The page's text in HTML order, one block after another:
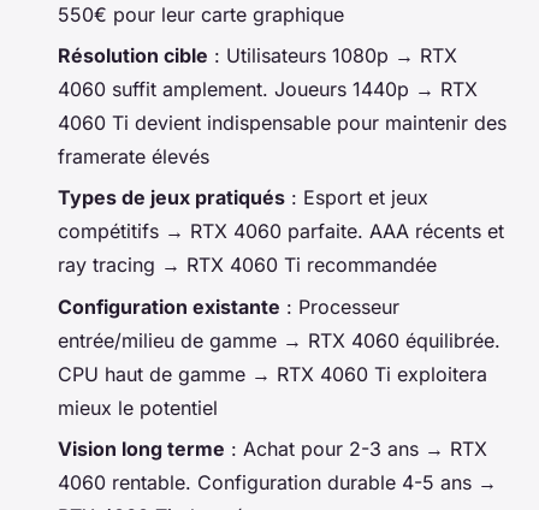
550€ pour leur carte graphique
Résolution cible : Utilisateurs 1080p → RTX
4060 suffit amplement. Joueurs 1440p → RTX
4060 Ti devient indispensable pour maintenir des
framerate élevés
Types de jeux pratiqués : Esport et jeux
compétitifs → RTX 4060 parfaite. AAA récents et
ray tracing → RTX 4060 Ti recommandée
Configuration existante : Processeur
entrée/milieu de gamme → RTX 4060 équilibrée.
CPU haut de gamme → RTX 4060 Ti exploitera
mieux le potentiel
Vision long terme : Achat pour 2-3 ans → RTX
4060 rentable. Configuration durable 4-5 ans →